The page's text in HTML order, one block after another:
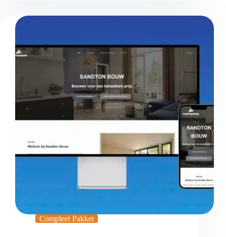
Compleet Pakket